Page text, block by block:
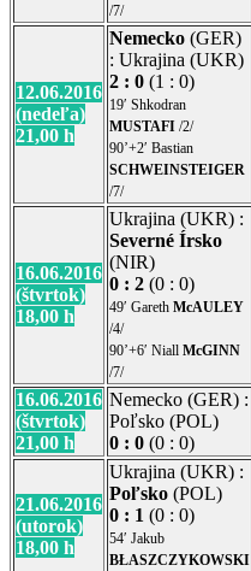
/7/
12.06.2016
(nedeľa)
21,00 h
Nemecko (GER)
: Ukrajina (UKR)
2 : 0 (1 : 0)
19′ Shkodran
MUSTAFI /2/
90’+2′ Bastian
SCHWEINSTEIGER
/7/
16.06.2016
(štvrtok)
18,00 h
Ukrajina (UKR) :
Severné Írsko
(NIR)
0 : 2 (0 : 0)
49′ Gareth McAULEY
/4/
90’+6′ Niall McGINN
/7/
16.06.2016
(štvrtok)
21,00 h
Nemecko (GER) :
Poľsko (POL)
0 : 0 (0 : 0)
21.06.2016
(utorok)
18,00 h
Ukrajina (UKR) :
Poľsko (POL)
0 : 1 (0 : 0)
54′ Jakub
BŁASZCZYKOWSKI